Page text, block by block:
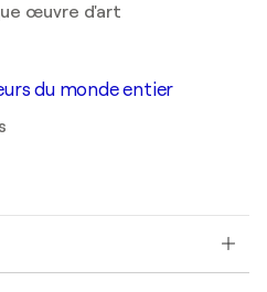
œuvre d'art
du monde entier